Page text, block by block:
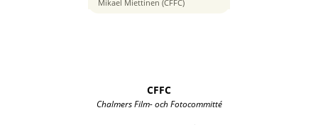
Mikael Miettinen (CFFC)
CFFC
Chalmers Film- och Fotocommitté